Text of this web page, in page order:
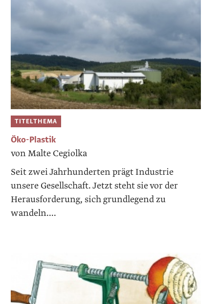
TITELTHEMA
Öko-Plastik
von Malte Cegiolka
Seit zwei Jahrhunderten prägt Industrie
unsere Gesellschaft. Jetzt steht sie vor der
Herausforderung, sich grundlegend zu
wandeln....